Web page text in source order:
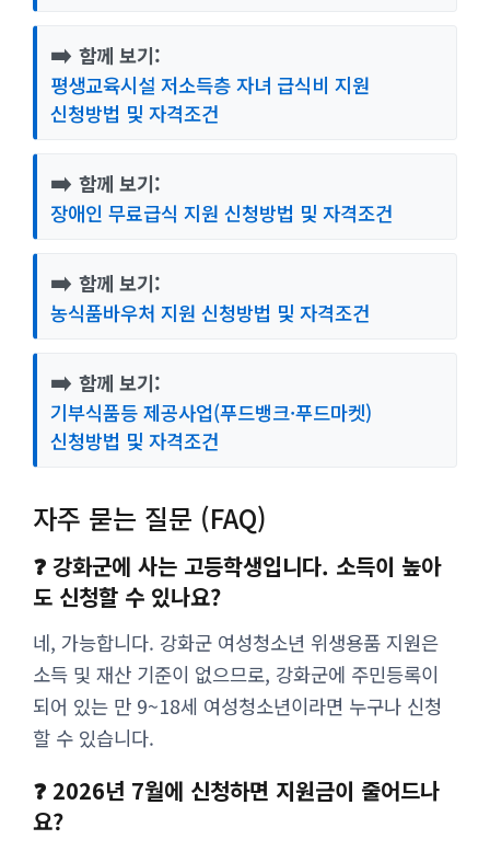
➡️ 함께 보기:
평생교육시설 저소득층 자녀 급식비 지원
신청방법 및 자격조건
➡️ 함께 보기:
장애인 무료급식 지원 신청방법 및 자격조건
➡️ 함께 보기:
농식품바우처 지원 신청방법 및 자격조건
➡️ 함께 보기:
기부식품등 제공사업(푸드뱅크·푸드마켓)
신청방법 및 자격조건
자주 묻는 질문 (FAQ)
❓ 강화군에 사는 고등학생입니다. 소득이 높아
도 신청할 수 있나요?
네, 가능합니다. 강화군 여성청소년 위생용품 지원은
소득 및 재산 기준이 없으므로, 강화군에 주민등록이
되어 있는 만 9~18세 여성청소년이라면 누구나 신청
할 수 있습니다.
❓ 2026년 7월에 신청하면 지원금이 줄어드나
요?